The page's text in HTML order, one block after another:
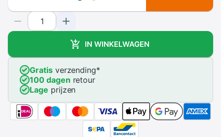
IN WINKELWAGEN
Gratisverzending*
100 dagen retour
Lage prijzen